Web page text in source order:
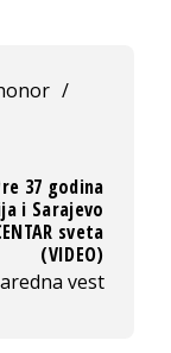
/
37 godina
i Sarajevo
sveta
(VIDEO)
vest